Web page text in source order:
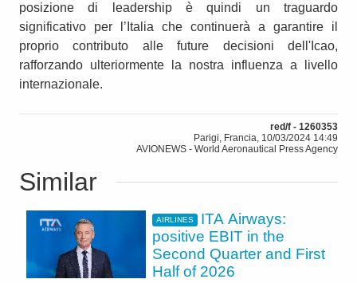
posizione di leadership è quindi un traguardo
significativo per l’Italia che continuerà a garantire il
proprio contributo alle future decisioni dell'Icao,
rafforzando ulteriormente la nostra influenza a livello
internazionale.
red/f - 1260353
Parigi, Francia, 10/03/2024 14:49
AVIONEWS - World Aeronautical Press Agency
Similar
AIRLINES
ITA Airways:
positive EBIT in the
Second Quarter and First
Half of 2026